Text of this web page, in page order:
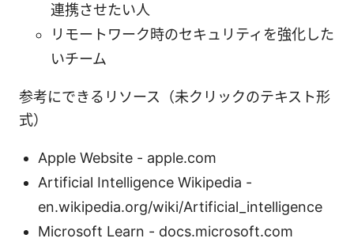
連携させたい人
リモートワーク時のセキュリティを強化した
いチーム
参考にできるリソース（未クリックのテキスト形
式）
Apple Website - apple.com
Artificial Intelligence Wikipedia -
en.wikipedia.org/wiki/Artificial_intelligence
Microsoft Learn - docs.microsoft.com